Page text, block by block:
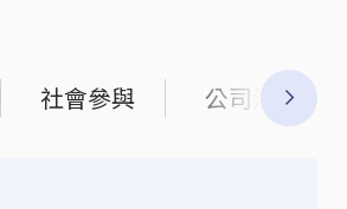
社會參與 公司治理